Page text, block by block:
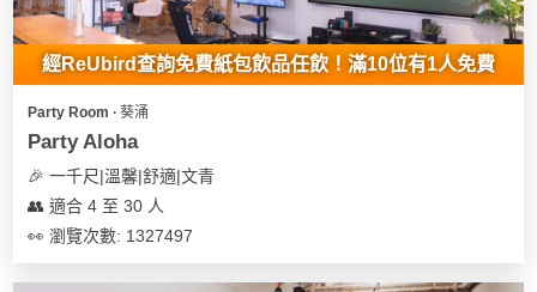
經ReUbird查詢免費紙包飲品任飲！滿10位有1人免費
Party Room ∙ 葵涌
Party Aloha
🎉 一千尺|溫馨|舒適|文青
👥 適合 4 至 30 人
👀 瀏覽次數: 1327497